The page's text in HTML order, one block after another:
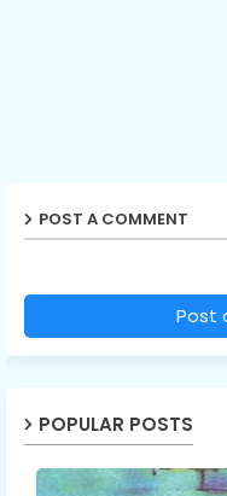
POST A COMMENT
Post
POPULAR POSTS